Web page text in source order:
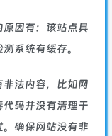
因有：该站点具
系统有缓存。
法内容，比如网
码并没有清理干
确保网站没有非